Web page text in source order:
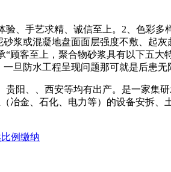
手艺求精、诚信至上。2、色彩多
浆或混凝地盘面面层强度不敷、起
顾客至上，聚合物砂浆具有以下五
旦防水工程呈现问题那可就是后患
、、西安等均有出产。是一家集研
冶金、石化、电力等）的设备安拆、
例缴纳